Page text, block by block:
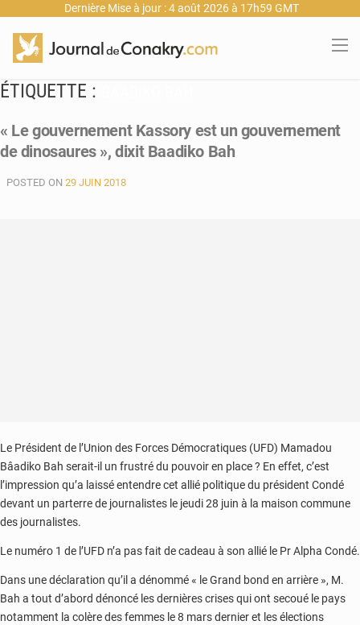
Dernière Mise à jour : 4 août 2026 à 17h59 GMT
ÉTIQUETTE :
« Le gouvernement Kassory est un gouvernement
de dinosaures », dixit Baadiko Bah
POSTED ON 29 JUIN 2018
Le Président de l’Union des Forces Démocratiques (UFD) Mamadou
Bâadiko Bah serait-il un frustré du pouvoir en place ? En effet, c’est
l’impression qu’a laissé entendre cet allié politique du président Condé
devant un parterre de journalistes le jeudi 28 juin à la maison commune
des journalistes.
Le numéro 1 de l’UFD n’a pas fait de cadeau à son allié le Pr Alpha Condé.
Dans une déclaration qu’il a dénommé « le Grand bond en arrière », M.
Bah a tout d’abord dénoncé les dernières crises qui ont secoué le pays
notamment la colère des femmes le 8 mars dernier et les élections